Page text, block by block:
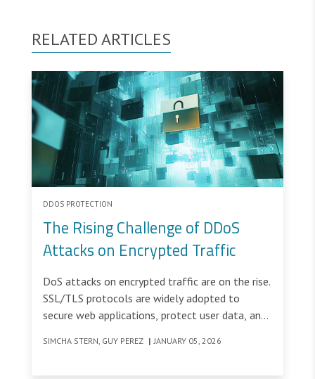
RELATED ARTICLES
DDOS PROTECTION
The Rising Challenge of DDoS
Attacks on Encrypted Traffic
DoS attacks on encrypted traffic are on the rise.
SSL/TLS protocols are widely adopted to
secure web applications, protect user data, and
SIMCHA STERN, GUY PEREZ | JANUARY 05, 2026